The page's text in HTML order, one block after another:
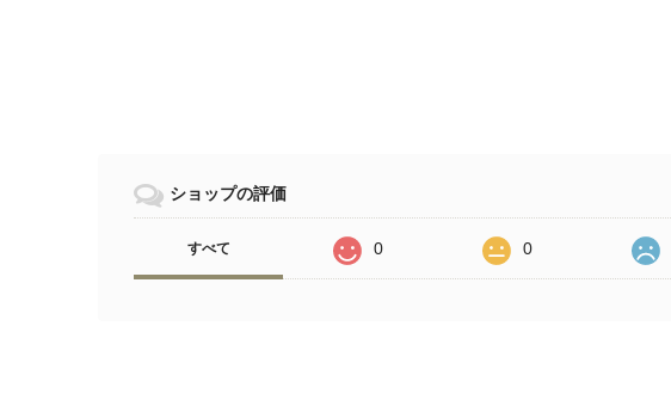
ショップの評価
すべて 0 0